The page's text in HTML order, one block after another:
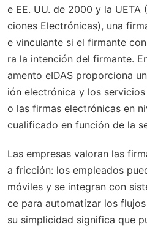
e EE. UU. de 2000 y la UETA
ciones Electrónicas), una
e vinculante si el firmante
ra la intención del firmante.
amento eIDAS proporciona
ión electrónica y los
o las firmas electrónicas en
cualificado en función de la
Las empresas valoran las
a fricción: los empleados
móviles y se integran con
ce para automatizar los
su simplicidad significa que